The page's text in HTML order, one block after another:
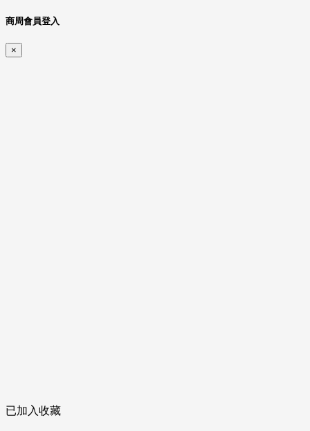
商周會員登入
×
已加入收藏